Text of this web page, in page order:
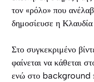
τον «ρόλο» που
δημοσίευσε η
Στο συγκεκριμένο
φαίνεται να κάθεται
ενώ στο background